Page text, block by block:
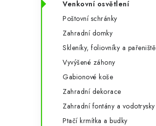
Venkovní osvětlení
Poštovní schránky
Zahradní domky
Skleníky, foliovníky a pařeniště
Vyvýšené záhony
Gabionové koše
Zahradní dekorace
Zahradní fontány a vodotrysky
Ptačí krmítka a budky